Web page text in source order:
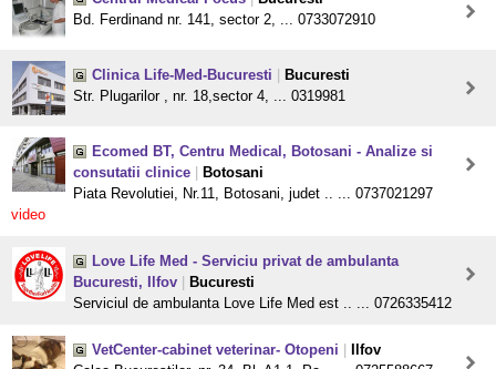
Bd. Ferdinand nr. 141, sector 2, ... 0733072910
Clinica Life-Med-Bucuresti
Bucuresti
Str. Plugarilor , nr. 18,sector 4, ... 0319981
Ecomed BT, Centru Medical, Botosani - Analize si
consutatii clinice
Botosani
Piata Revolutiei, Nr.11, Botosani, judet .. ... 0737021297
video
Love Life Med - Serviciu privat de ambulanta
Bucuresti, Ilfov
Bucuresti
Serviciul de ambulanta Love Life Med est .. ... 0726335412
VetCenter-cabinet veterinar- Otopeni
Ilfov